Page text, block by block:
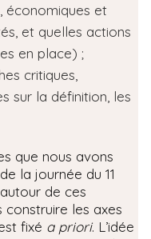
économiques et
et quelles actions
en place) ;
critiques,
sur la définition, les
que nous avons
la journée du 11
de ces
construire les axes
fixé a priori. L’idée